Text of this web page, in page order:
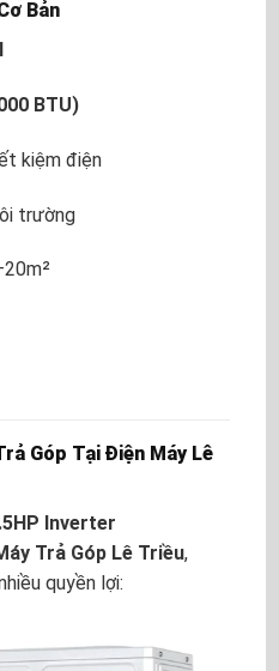
Bản
BTU)
kiệm điện
trường
Góp Tại Điện Máy Lê
Inverter
Trả Góp Lê Triều,
quyền lợi: